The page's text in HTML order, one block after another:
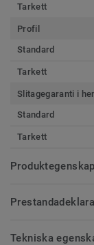
Tarkett
Profil
Standard
Tarkett
Slitagegaranti i
Standard
Tarkett
Tekniska